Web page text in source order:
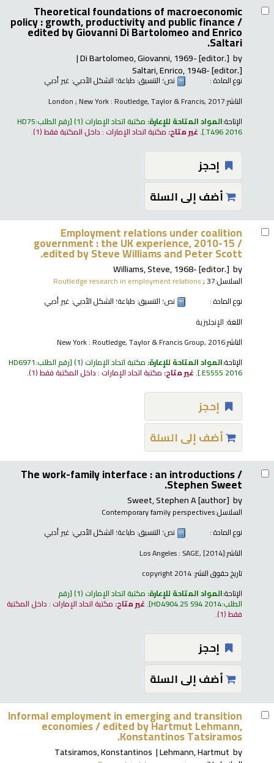
Theoretical foundations of macroeconomic
policy : growth, productivity and public finance /
edited by Giovanni Di Bartolomeo and Enrico
Saltari.
by
Di Bartolomeo, Giovanni, 1969-[editor.]
Saltari, Enrico, 1948-[editor.]
نوع المادة : نص؛ التنسيق: طباعة؛ الشكل الأدبي: غير أدبي
الناشر:London ; New York : Routledge, Taylor & Francis, 2017
الإتاحة:المواد المتاحة للإعارة: مكتبة اتحاد الإمارات (1) رقم الطلب:HD75
.T496 2016
.غير متاح: مكتبة اتحاد الإمارات : داخل المكتبة فقط(1).
إحجز
أضف إلى السلة
Employment relations under coalition
government : the UK experience, 2010-15 /
edited by Steve Williams and Peter Scott.
by
Williams, Steve, 1968-[editor.]
السلاسل: Routledge research in employment relations; 37
نوع المادة :
نص؛ التنسيق: طباعة؛ الشكل الأدبي: غير أدبي
اللغة: الإنجليزية
الناشر:New York : Routledge, Taylor & Francis Group, 2016
الإتاحة:المواد المتاحة للإعارة: مكتبة اتحاد الإمارات (1) رقم الطلب:HD6971
.E5555 2016
.غير متاح:مكتبة اتحاد الإمارات : داخل المكتبة فقط(1).
إحجز
أضف إلى السلة
The work-family interface : an introductions /
Stephen Sweet.
by
Sweet, Stephen A[author]
السلاسل:Contemporary family perspectives
نوع المادة :
نص؛ التنسيق: طباعة؛ الشكل الأدبي: غير أدبي
الناشر:Los Angeles : SAGE, [2014]
تاريخ حقوق النشر:
الإتاحة:المواد المتاحة للإعارة: مكتبة اتحاد الإمارات (1) رقم
الطلب:HD4904.25 S94 2014
.غير متاح: مكتبة اتحاد الإمارات : داخل المكتبة
فقط(1).
إحجز
أضف إلى السلة
Informal employment in emerging and transition
economies /edited by Hartmut Lehmann,
Konstantinos Tatsiramos.
by
Lehmann, Hartmut
Tatsiramos, Konstantinos